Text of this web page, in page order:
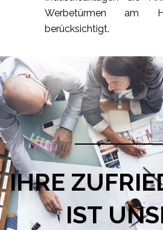
Werbetürmen am
berücksichtigt.
IHRE
IST